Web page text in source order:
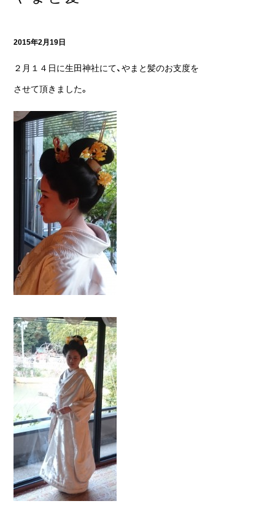
2015年2月19日
２月１４日に生田神社にて、やまと髪のお支度を
させて頂きました。